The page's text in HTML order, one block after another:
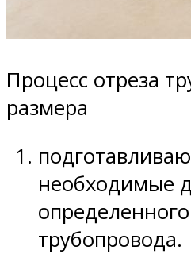
Процесс отреза
размера
необходимые
определенного
трубопровода.